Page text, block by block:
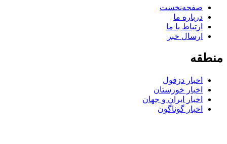
صفحه‌نخست
درباره ما
ارتباط با ما
ارسال خبر
اخبار دزفول
اخبار خوزستان
اخبار ایران و جهان
اخبار گوناگون